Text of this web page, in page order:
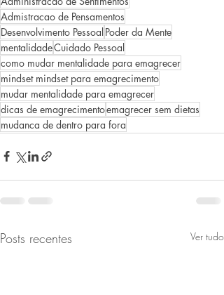
Admistracao de Pensamentos
Desenvolvimento PessoalPoder da Mente
mentalidadeCuidado Pessoal
como mudar mentalidade para emagrecer
mindset mindset para emagrecimento
mudar mentalidade para emagrecer
dicas de emagrecimentoemagrecer sem dietas
mudanca de dentro para fora
Posts recentes Ver tudo